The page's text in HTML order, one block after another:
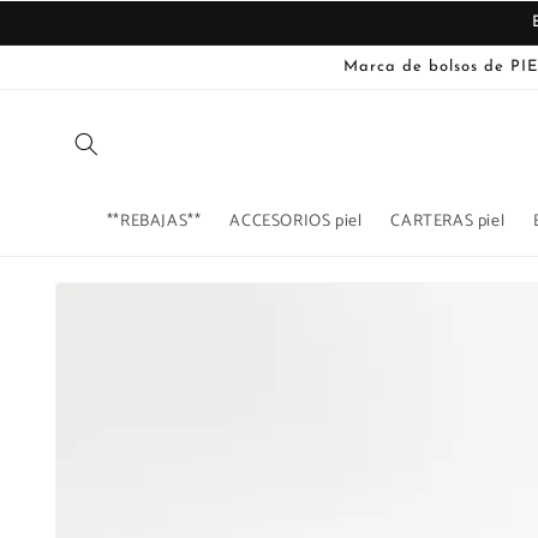
al contenido
Marca de bolsos de
**REBAJAS** ACCESORIOS piel CARTERAS piel
directamente